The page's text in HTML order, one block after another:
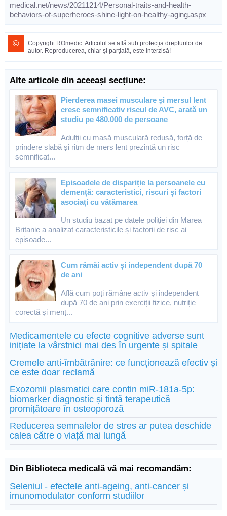
medical.net/news/20211214/Personal-traits-and-health-
behaviors-of-superheroes-shine-light-on-healthy-aging.aspx
©
Copyright ROmedic: Articolul se află sub protecția drepturilor de
autor. Reproducerea, chiar și parțială, este interzisă!
Alte articole din aceeași secțiune:
Pierderea masei musculare și mersul lent
cresc semnificativ riscul de AVC, arată un
studiu pe 480.000 de persoane
Adulții cu masă musculară redusă, forță de
prindere slabă și ritm de mers lent prezintă un risc
semnificat...
Episoadele de dispariție la persoanele cu
demență: caracteristici, riscuri și factori
asociați cu vătămarea
Un studiu bazat pe datele poliției din Marea
Britanie a analizat caracteristicile și factorii de risc ai
episoade...
Cum rămâi activ și independent după 70
de ani
Află cum poți rămâne activ și independent
după 70 de ani prin exerciții fizice, nutriție
corectă și menț...
Medicamentele cu efecte cognitive adverse sunt
inițiate la vârstnici mai des în urgențe și spitale
Cremele anti-îmbătrânire: ce funcționează efectiv și
ce este doar reclamă
Exozomii plasmatici care conțin miR-181a-5p:
biomarker diagnostic și țintă terapeutică
promițătoare în osteoporoză
Reducerea semnalelor de stres ar putea deschide
calea către o viață mai lungă
Din Biblioteca medicală vă mai recomandăm:
Seleniul - efectele anti-ageing, anti-cancer și
imunomodulator conform studiilor